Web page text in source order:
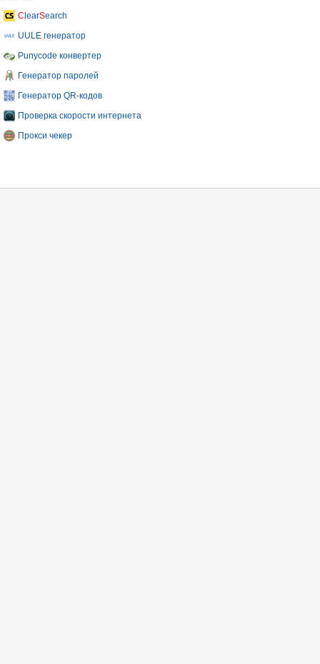
C learSearch
UULE генератор
Punycode конвертер
Генератор паролей
Генератор QR-кодов
Проверка скорости интернета
Прокси чекер